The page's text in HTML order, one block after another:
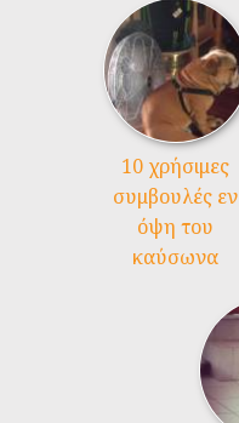
10 χρήσιμες
συμβουλές εν
όψη του
καύσωνα